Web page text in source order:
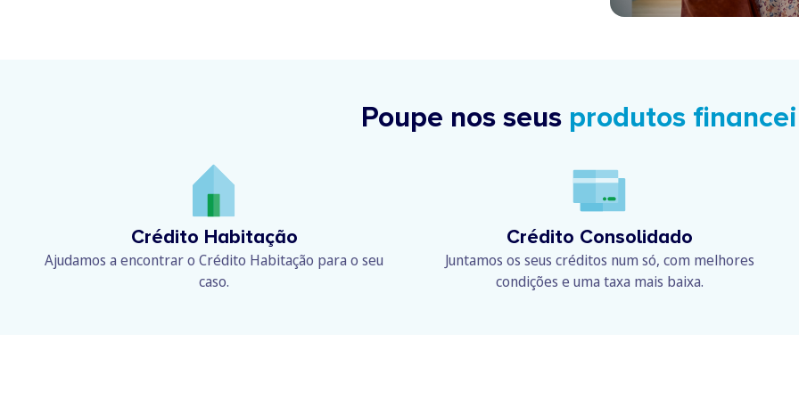
Poupe nos seus produtos
Crédito Habitação
Ajudamos a encontrar o Crédito Habitação para o seu
caso.
Crédito Consolidado
Juntamos os seus créditos num só, com melhores
condições e uma taxa mais baixa.